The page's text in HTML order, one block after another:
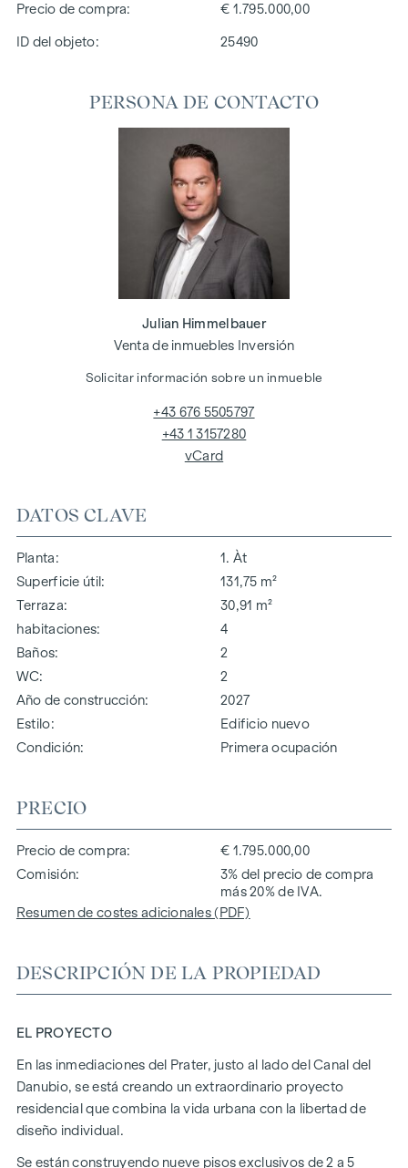
Precio de compra
€ 1.795.000,00
ID del objeto: 25490
DATOS CLAVE
Planta
1. Àt
Superficie útil
131,75 m²
Terraza
30,91 m²
habitaciones
4
Baños
2
WC
2
Año de construcción
2027
Estilo
Edificio nuevo
Condición
Primera ocupación
PRECIO
Precio de compra
€ 1.795.000,00
Comisión
3% del precio de compra
más 20% de IVA.
Resumen de costes adicionales (PDF)
DESCRIPCIÓN DE LA PROPIEDAD
EL PROYECTO
En las inmediaciones del Prater, justo al lado del Canal del
Danubio, se está creando un extraordinario proyecto
residencial que combina la vida urbana con la libertad de
diseño individual.
Se están construyendo nueve pisos exclusivos de 2 a 5
PERSONA DE CONTACTO
Julian Himmelbauer
Venta de inmuebles Inversión
Solicitar información sobre un inmueble
+43 676 5505797
+43 1 3157280
vCard